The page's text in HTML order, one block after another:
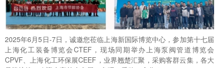
2025年6月5日-7日，诚邀您莅临上海新国际博览中心，参加第十七届
上海化工装备博览会CTEF，现场同期举办上海泵阀管道博览会
CPVF、上海化工环保展CEEF，业界翘楚汇聚，采购客群云集，各大